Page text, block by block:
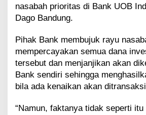
s
a
h
e
h
i
a
nasabah prioritas di Bank UOB
Dago Bandung.
Pihak Bank membujuk rayu
mempercayakan semua dana
tersebut dan menjanjikan akan
Bank sendiri sehingga
bila ada kenaikan akan
“Namun, faktanya tidak seperti